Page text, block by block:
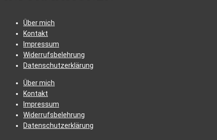
Über mich
Kontakt
Impressum
Widerrufsbelehrung
Datenschutzerklärung
Über mich
Kontakt
Impressum
Widerrufsbelehrung
Datenschutzerklärung